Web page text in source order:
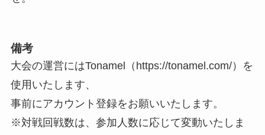
備考
大会の運営にはTonamel（https://tonamel.com/）を
使用いたします、
事前にアカウント登録をお願いいたします。
※対戦回戦数は、参加人数に応じて変動いたしま